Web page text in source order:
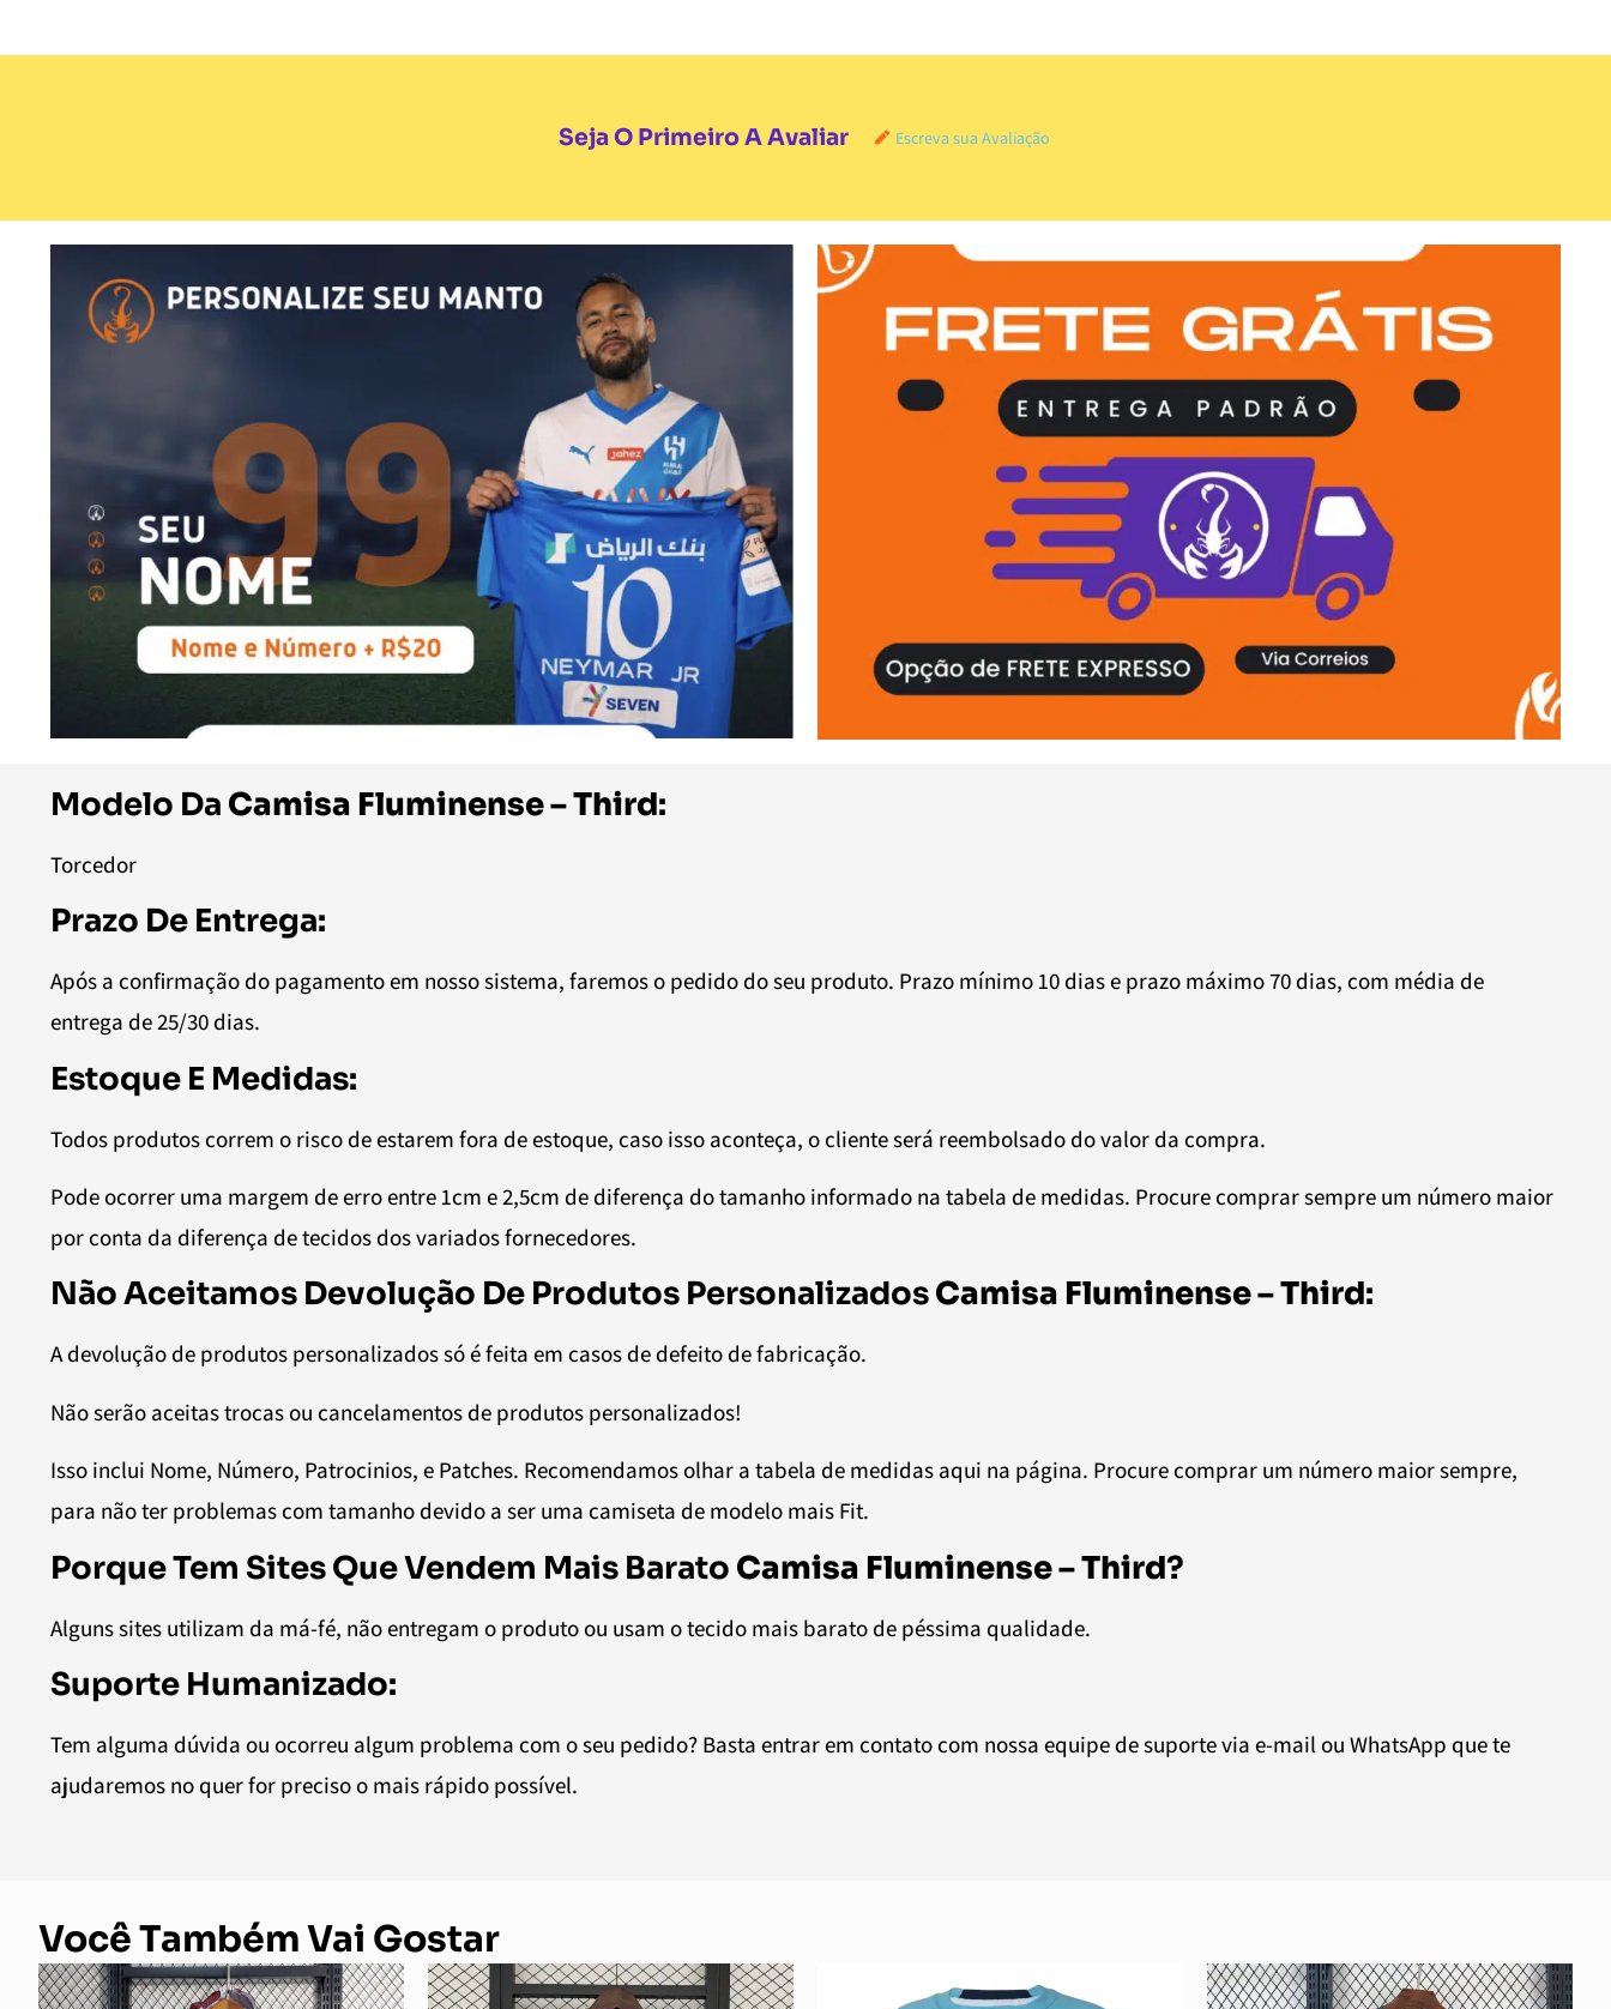
Seja O Primeiro A Avaliar Escreva sua Avaliação
Modelo Da Camisa Fluminense – Third:
Torcedor
Prazo De Entrega:
Após a confirmação do pagamento em nosso sistema, faremos o pedido do seu produto. Prazo mínimo 10 dias e prazo máximo 70 dias, com média de
entrega de 25/30 dias.
Estoque E Medidas:
Todos produtos correm o risco de estarem fora de estoque, caso isso aconteça, o cliente será reembolsado do valor da compra.
Pode ocorrer uma margem de erro entre 1cm e 2,5cm de diferença do tamanho informado na tabela de medidas. Procure comprar sempre um número maior
por conta da diferença de tecidos dos variados fornecedores.
Não Aceitamos Devolução De Produtos PersonalizadosCamisa Fluminense – Third:
A devolução de produtos personalizados só é feita em casos de defeito de fabricação.
Não serão aceitas trocas ou cancelamentos de produtos personalizados!
Isso inclui Nome, Número, Patrocinios, e Patches. Recomendamos olhar a tabela de medidas aqui na página. Procure comprar um número maior sempre,
para não ter problemas com tamanho devido a ser uma camiseta de modelo mais Fit.
Porque Tem Sites Que Vendem Mais Barato Camisa Fluminense – Third?
Alguns sites utilizam da má-fé, não entregam o produto ou usam o tecido mais barato de péssima qualidade.
Suporte Humanizado:
Tem alguma dúvida ou ocorreu algum problema com o seu pedido? Basta entrar em contato com nossa equipe de suporte via e-mail ou WhatsApp que te
ajudaremos no quer for preciso o mais rápido possível.
Você Também Vai Gostar